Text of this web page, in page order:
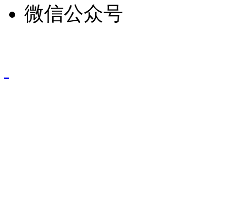
微信公众号